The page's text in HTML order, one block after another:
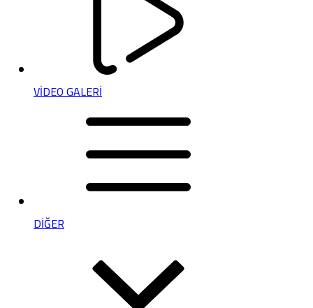
VİDEO GALERİ
DİĞER